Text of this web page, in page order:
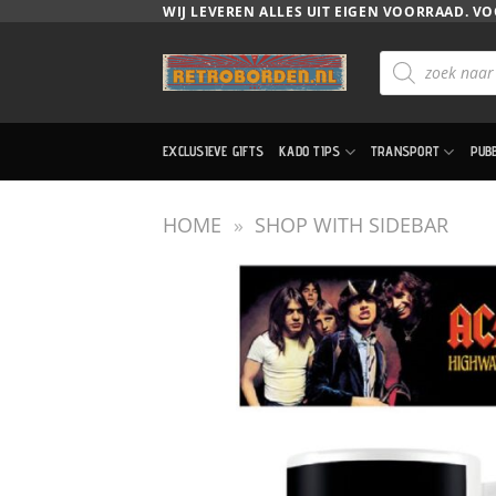
WIJ LEVEREN ALLES UIT EIGEN VOORRAAD.
Producten
zoeken
EXCLUSIEVE GIFTS KADO TIPS TRANSPORT
HOME » SHOP WITH SIDEBAR